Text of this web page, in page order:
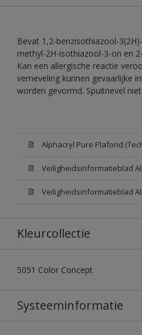
Bevat 1,2-benzisothiazool-
methyl-2H-isothiazool-3-on en
Kan een allergische reactie
verneveling kunnen gevaarlijke
worden gevormd. Spuitnevel
Alphacryl Pure Plafond
Kleurcollectie
5051 Color Concept
Systeeminformatie